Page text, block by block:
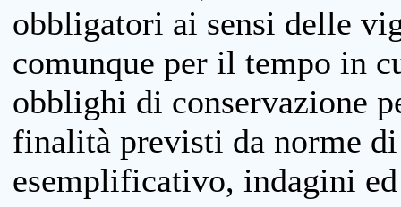
obbligatori ai sensi delle
comunque per il tempo in
obblighi di conservazione
finalità previsti da norme
esemplificativo, indagini